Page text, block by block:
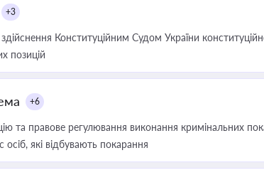
+3
Конституційним Судом України
позицій
+6
та правове регулювання виконання кримінальних
які відбувають покарання